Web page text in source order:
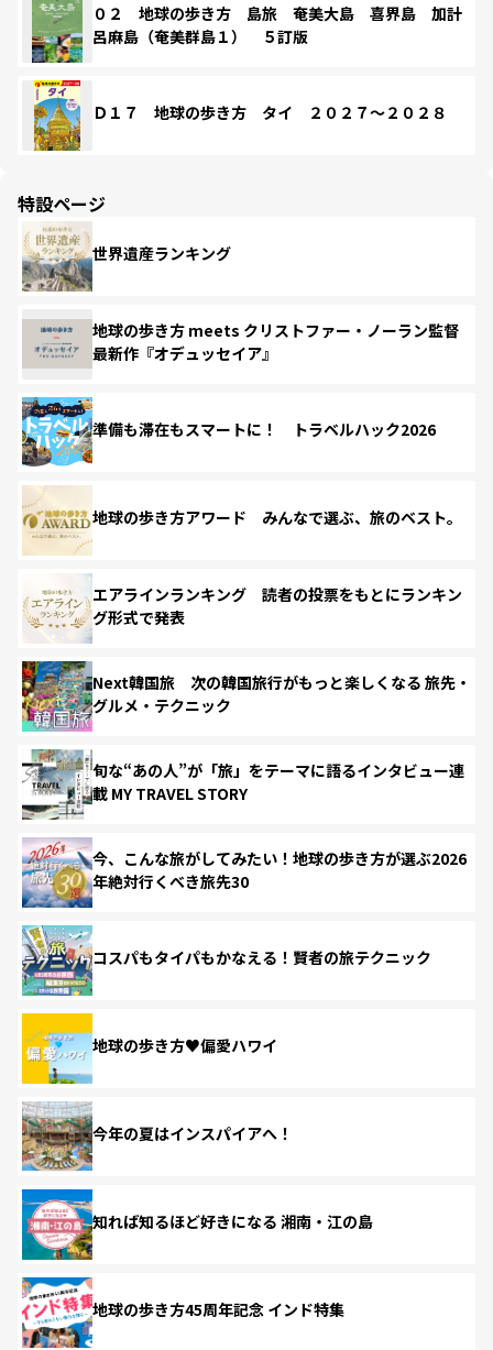
０２ 地球の歩き方 島旅 奄美大島 喜界島 加計
呂麻島（奄美群島１） ５訂版
Ｄ１７ 地球の歩き方 タイ ２０２７～２０２８
特設ページ
世界遺産ランキング
地球の歩き方 meets クリストファー・ノーラン監督
最新作『オデュッセイア』
準備も滞在もスマートに！ トラベルハック2026
地球の歩き方アワード みんなで選ぶ、旅のベスト。
エアラインランキング 読者の投票をもとにランキン
グ形式で発表
Next韓国旅 次の韓国旅行がもっと楽しくなる 旅先・
グルメ・テクニック
旬な“あの人”が「旅」をテーマに語るインタビュー連
載 MY TRAVEL STORY
今、こんな旅がしてみたい！地球の歩き方が選ぶ2026
年絶対行くべき旅先30
コスパもタイパもかなえる！賢者の旅テクニック
地球の歩き方♥偏愛ハワイ
今年の夏はインスパイアへ！
知れば知るほど好きになる 湘南・江の島
地球の歩き方45周年記念 インド特集